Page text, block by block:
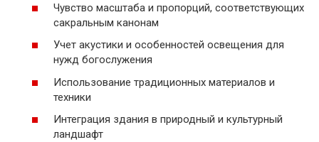
Чувство масштаба и пропорций, соответствующих
сакральным канонам
Учет акустики и особенностей освещения для
нужд богослужения
Использование традиционных материалов и
техники
Интеграция здания в природный и культурный
ландшафт